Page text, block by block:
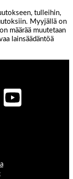
tulleihin,
Myyjällä on
määrää muutetaan
lainsäädäntöä